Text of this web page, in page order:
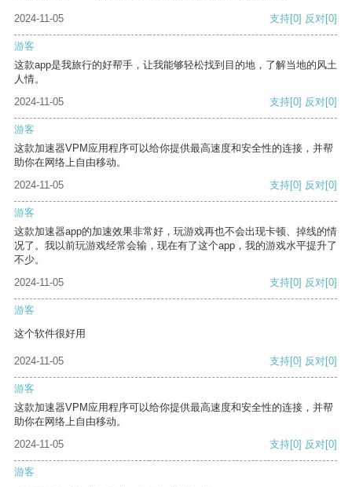
2024-11-05 支持[0] 反对[0]
游客
这款app是我旅行的好帮手，让我能够轻松找到目的地，了解当地的风土
人情。
2024-11-05
支持[0] 反对[0]
游客
这款加速器VPM应用程序可以给你提供最高速度和安全性的连接，并帮
助你在网络上自由移动。
2024-11-05
支持[0] 反对[0]
游客
这款加速器app的加速效果非常好，玩游戏再也不会出现卡顿、掉线的情
况了。我以前玩游戏经常会输，现在有了这个app，我的游戏水平提升了
不少。
2024-11-05
支持[0] 反对[0]
游客
这个软件很好用
2024-11-05 支持[0] 反对[0]
游客
这款加速器VPM应用程序可以给你提供最高速度和安全性的连接，并帮
助你在网络上自由移动。
2024-11-05
支持[0] 反对[0]
游客